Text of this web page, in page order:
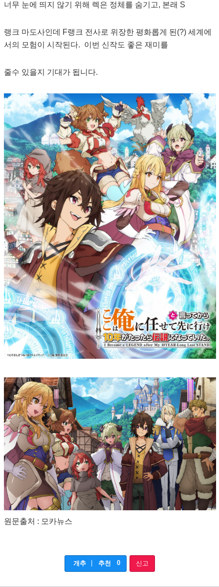
너무 눈에 띄지 않기 위해 렉은 정체를 숨기고, 본래 S
랭크 마도사인데 F랭크 전사로 위장한 평화롭게 된(?) 세계에
서의 모험이 시작된다. 이번 신작도 좋은 재미를
줄수 있을지 기대가 됩니다.
원문출처 : 모카뉴스
개추 | 추천 0 신고